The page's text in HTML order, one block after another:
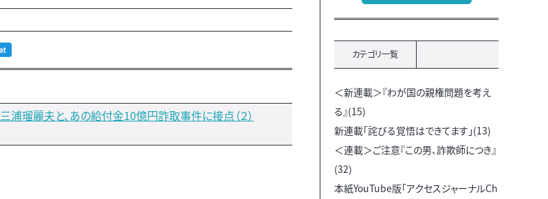
三浦瑠麗夫と、あの給付金10億円詐取事件に接点（２）
カテゴリ一覧
＜新連載＞『わが国の親権問題を考え
る』(15)
新連載「詫びる覚悟はできてます」(13)
＜連載＞ご注意『この男、詐欺師につき』
(32)
本紙YouTube版「アクセスジャーナルCh